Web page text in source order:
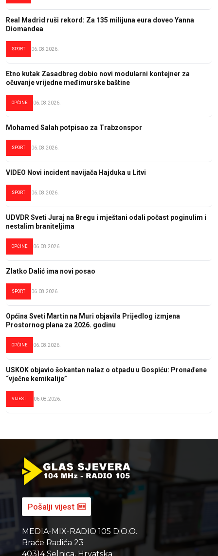
Real Madrid ruši rekord: Za 135 milijuna eura doveo Yanna
Diomandea
SPORT 06.08.2026.
Etno kutak Zasadbreg dobio novi modularni kontejner za
očuvanje vrijedne međimurske baštine
OPĆINE 06.08.2026.
Mohamed Salah potpisao za Trabzonspor
SPORT 06.08.2026.
VIDEO Novi incident navijača Hajduka u Litvi
SPORT 06.08.2026.
UDVDR Sveti Juraj na Bregu i mještani odali počast poginulim i
nestalim braniteljima
OPĆINE 06.08.2026.
Zlatko Dalić ima novi posao
SPORT 06.08.2026.
Općina Sveti Martin na Muri objavila Prijedlog izmjena
Prostornog plana za 2026. godinu
OPĆINE 06.08.2026.
USKOK objavio šokantan nalaz o otpadu u Gospiću: Pronađene
“vječne kemikalije”
VIJESTI 06.08.2026.
Pošalji vijest
MEDIA-MIX-RADIO 105 D.O.O.
Braće Radića 23
40314 Selnica, Hrvatska